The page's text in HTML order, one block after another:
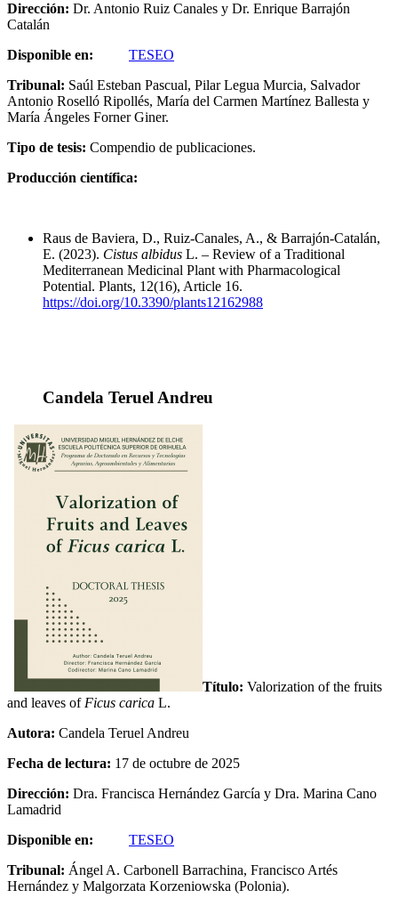
Dirección: Dr. Antonio Ruiz Canales y Dr. Enrique Barrajón
Catalán
Disponible en: TESEO
Tribunal: Saúl Esteban Pascual, Pilar Legua Murcia, Salvador
Antonio Roselló Ripollés, María del Carmen Martínez Ballesta y
María Ángeles Forner Giner.
Tipo de tesis: Compendio de publicaciones.
Producción científica:
Raus de Baviera, D., Ruiz-Canales, A., & Barrajón-Catalán,
E. (2023). Cistus albidus L. – Review of a Traditional
Mediterranean Medicinal Plant with Pharmacological
Potential. Plants, 12(16), Article 16.
https://doi.org/10.3390/plants12162988
Candela Teruel Andreu
Título: Valorization of the fruits
and leaves of Ficus carica L.
Autora: Candela Teruel Andreu
Fecha de lectura: 17 de octubre de 2025
Dirección: Dra. Francisca Hernández García y Dra. Marina Cano
Lamadrid
Disponible en: TESEO
Tribunal: Ángel A. Carbonell Barrachina, Francisco Artés
Hernández y Malgorzata Korzeniowska (Polonia).